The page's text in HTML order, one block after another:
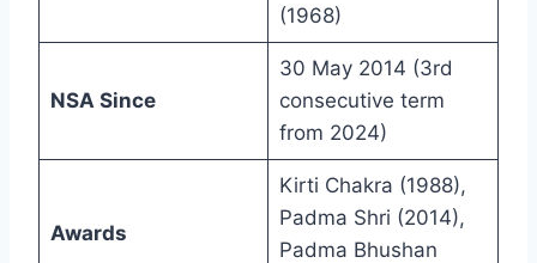
(1968)
NSA Since
30 May 2014 (3rd
consecutive term
from 2024)
Awards
Kirti Chakra (1988),
Padma Shri (2014),
Padma Bhushan